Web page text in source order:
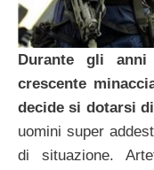
Durante gli
crescente
decide si dotarsi
uomini super
di situazione.